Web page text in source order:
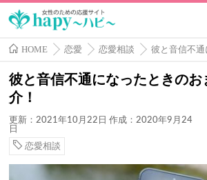
HOME 恋愛 恋愛相談 彼と音信不
彼と音信不通になったときのお
介！
更新：2021年10月22日 作成：2020年9月24
日
恋愛相談